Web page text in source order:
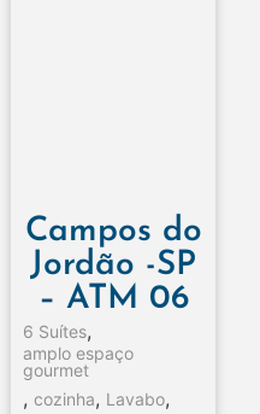
Campos do
Jordão -SP
– ATM 06
6 Suítes,
amplo espaço
gourmet
, cozinha, Lavabo,